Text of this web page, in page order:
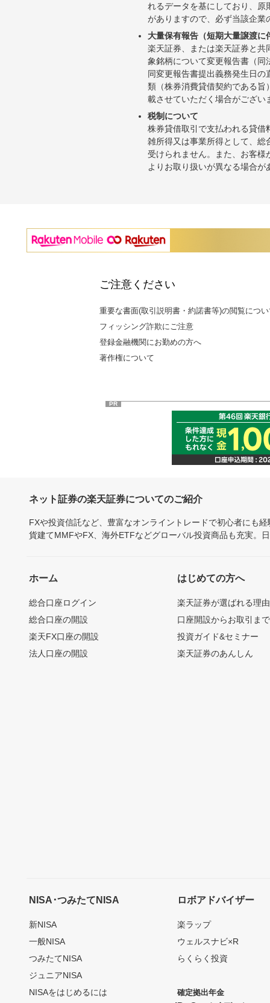
れるデータを基にしており、
がありますので、必ず当該企
大量保有報告（短期大量譲渡
楽天証券、または楽天証券と
象銘柄について変更報告書（
同変更報告書提出義務発生日
類（株券消費貸借契約である
載させていただく場合がござ
税制について
株券貸借取引で支払われる貸
雑所得又は事業所得として、
受けられません。また、お客
よりお取り扱いが異なる場合
ご注意ください
重要な書面(取引説明書・約諾書等)の閲覧につ
フィッシング詐欺にご注意
登録金融機関にお勤めの方へ
著作権について
PR
ネット証券の楽天証券についてのご紹介
FXや投資信託など、豊富なオンライントレードで初心者にも
貨建てMMFやFX、海外ETFなどグローバル投資商品も充実。
ホーム
総合口座ログイン
総合口座の開設
楽天FX口座の開設
法人口座の開設
はじめての方へ
楽天証券が選ばれる理由
口座開設からお取引ま
投資ガイド&セミナー
楽天証券のあんしん
NISA･つみたてNISA
新NISA
一般NISA
つみたてNISA
ジュニアNISA
NISAをはじめるには
ロボアドバイザー
楽ラップ
ウェルスナビ×R
らくらく投資
確定拠出年金